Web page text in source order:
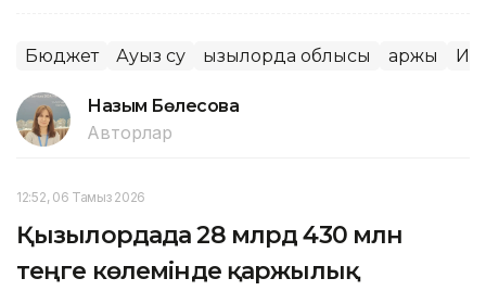
Бюджет Ауыз су Қызылорда облысы Қаржы
Назым Бөлесова
Авторлар
12:52, 06 Тамыз 2026
Қызылордада 28 млрд 430 млн
теңге көлемінде қаржылық